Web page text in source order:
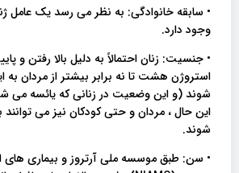
• سابقه خانوادگی: به نظر می رسد یک عامل
وجود دارد.
• جنسیت: زنان احتمالاً به دلیل بالا رفتن و
استروژن هشت تا نه برابر بیشتر از مردان به
شوند (و این وضعیت در زنانی که یائسه می
این حال ، مردان و حتی کودکان نیز می توانند
شوند.
• سن: طبق موسسه ملی آرتروز و بیماری های